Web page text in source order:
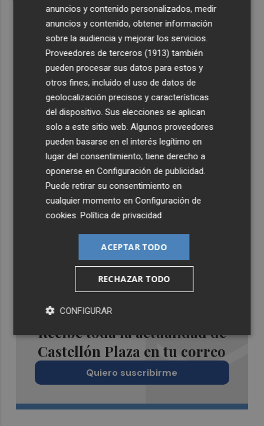
Estos son los estrenos que abren la cartelera en agosto:
de la comedia 'El último mono' a una nueva entrega de
'La Patrulla Canina'
Recibe toda la actualidad de
Castellón Plaza en tu correo
Quiero suscribirme
anuncios y contenido personalizados, medir
anuncios y contenido, obtener información
sobre la audiencia y mejorar los servicios.
Proveedores de terceros (1913) también
pueden procesar sus datos para estos y
otros fines, incluido el uso de datos de
geolocalización precisos y características
del dispositivo. Sus elecciones se aplican
solo a este sitio web. Algunos proveedores
pueden basarse en el interés legítimo en
lugar del consentimiento; tiene derecho a
oponerse enConfiguración de publicidad.
Puede retirar su consentimiento en
cualquier momento enConfiguración de
cookies.Política de privacidad
ACEPTAR TODO
RECHAZAR TODO
CONFIGURAR